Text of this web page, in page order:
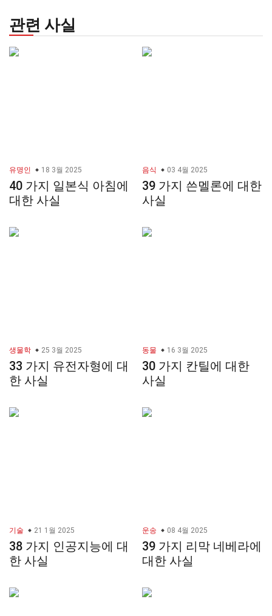
관련 사실
유명인 18 3월 2025
40 가지 일본식 아침에
대한 사실
음식 03 4월 2025
39 가지 쓴멜론에 대한
사실
생물학 25 3월 2025
33 가지 유전자형에 대
한 사실
동물 16 3월 2025
30 가지 칸틸에 대한
사실
기술 21 1월 2025
38 가지 인공지능에 대
한 사실
운송 08 4월 2025
39 가지 리막 네베라에
대한 사실